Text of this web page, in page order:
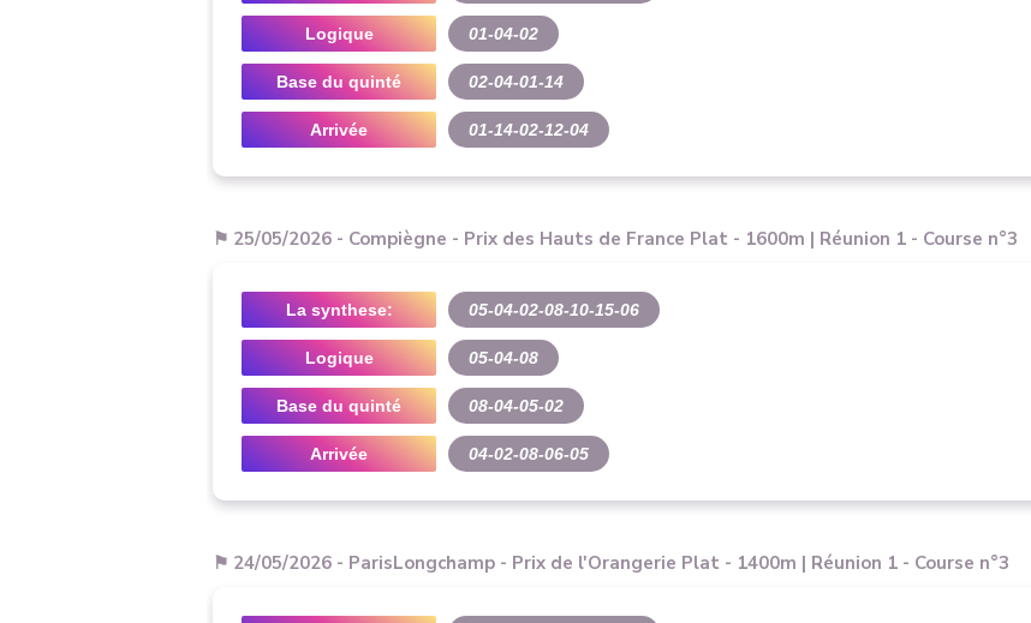
Logique 01-04-02
Base du quinté 02-04-01-14
Arrivée 01-14-02-12-04
⚑ 25/05/2026 - Compiègne - Prix des Hauts de France Plat - 1600m | Réunion 1 - Course n°3
La synthese: 05-04-02-08-10-15-06
Logique 05-04-08
Base du quinté 08-04-05-02
Arrivée 04-02-08-06-05
⚑ 24/05/2026 - ParisLongchamp - Prix de l'Orangerie Plat - 1400m | Réunion 1 - Course n°3